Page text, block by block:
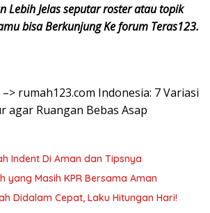
Lebih Jelas seputar roster atau topik
bisa Berkunjung Ke forum Teras123.
rumah123.com Indonesia: 7 Variasi
agar Ruangan Bebas Asap
Indent Di Aman dan Tipsnya
yang Masih KPR Bersama Aman
Didalam Cepat, Laku Hitungan Hari!